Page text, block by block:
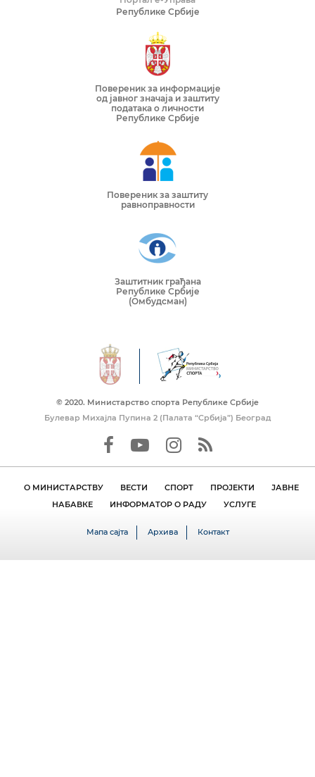
Републике Србије
Повереник за информације
од јавног значаја и заштиту
података о личности
Републике Србије
Повереник за заштиту
равноправности
Заштитник грађана
Републике Србије
(Омбудсман)
© 2020. Mинистарство спорта Републике Србије
Булевар Михајла Пупина 2 (Палата “Србија”) Београд
О МИНИСТАРСТВУ ВЕСТИ СПОРТ ПРОЈЕКТИ
ЈАВНЕ
НАБАВКЕ
ИНФОРМАТОР О РАДУ УСЛУГЕ
Мапа сајта Архива Контакт